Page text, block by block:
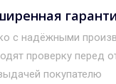
с надёжными
проверку перед
покупателю